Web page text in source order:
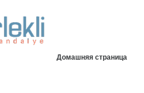
Домашняя страница